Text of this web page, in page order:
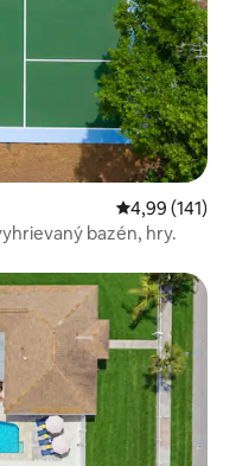
Priemerné
4,99 (141)
bazén, hry.